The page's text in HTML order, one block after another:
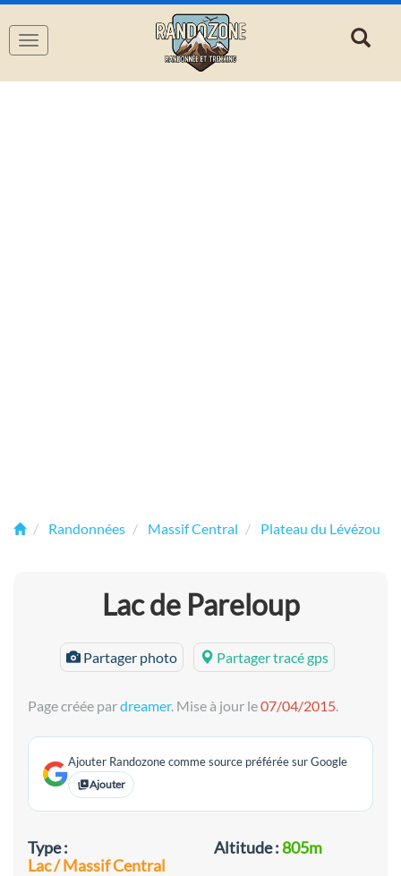
Navigation
Randonnées Massif Central Plateau du Lévézou
Lac de Pareloup
Partager photo Partager tracé gps
Page créée pardreamer. Mise à jour le07/04/2015.
Ajouter Randozone comme source préférée sur Google
Ajouter
Type :
Lac / Massif Central
Altitude :805m